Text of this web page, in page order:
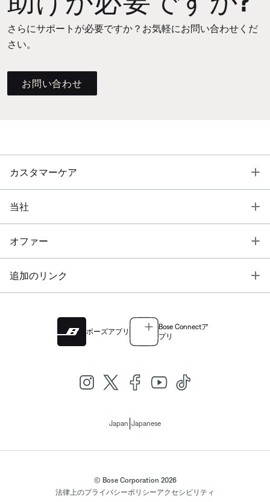
さらにサポートが必要ですか？お気軽にお問い合わせくだ
さい。
お問い合わせ
カスタマーケア
当社
オファー
追加のリンク
ボーズアプリ
Bose Connectア
プリ
Japan Japanese
© Bose Corporation 2026
法律上のプライバシーポリシーアクセシビリティ